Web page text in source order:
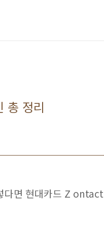
총 정리
다면 현대카드 Z ontact